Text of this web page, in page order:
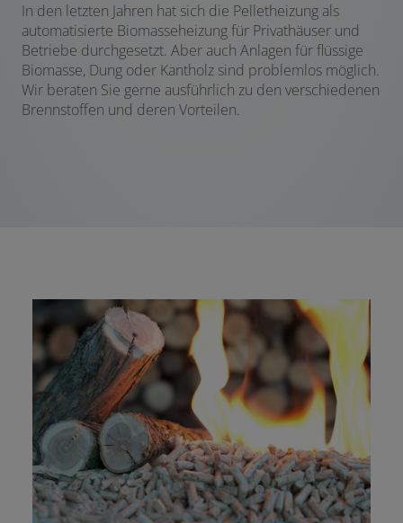
In den letzten Jahren hat sich die Pelletheizung als
automatisierte Biomasseheizung für Privathäuser und
Betriebe durchgesetzt. Aber auch Anlagen für flüssige
Biomasse, Dung oder Kantholz sind problemlos möglich.
Wir beraten Sie gerne ausführlich zu den verschiedenen
Brennstoffen und deren Vorteilen.